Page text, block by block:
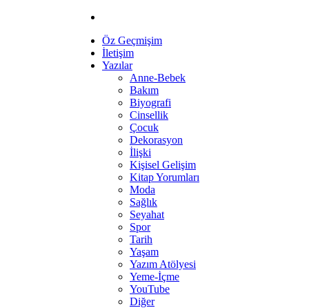
Öz Geçmişim
İletişim
Yazılar
Anne-Bebek
Bakım
Biyografi
Cinsellik
Çocuk
Dekorasyon
İlişki
Kişisel Gelişim
Kitap Yorumları
Moda
Sağlık
Seyahat
Spor
Tarih
Yaşam
Yazım Atölyesi
Yeme-İçme
YouTube
Diğer